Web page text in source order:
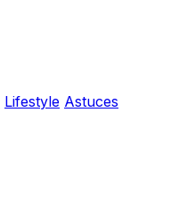
Lifestyle Astuces